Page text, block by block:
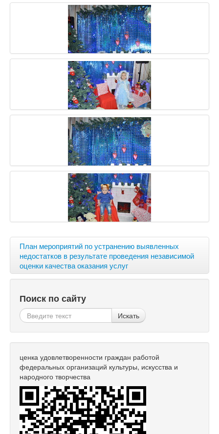
План мероприятий по устранению выявленных
недостатков в результате проведения независимой
оценки качества оказания услуг
Поиск по сайту
Искать
ценка удовлетворенности граждан работой
федеральных организаций культуры, искусства и
народного творчества